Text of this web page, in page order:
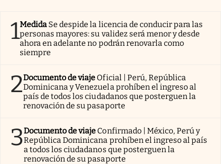
1Medida Se despide la licencia de conducir para las
personas mayores: su validez será menor y desde
ahora en adelante no podrán renovarla como
siempre
2Documento de viaje Oficial | Perú, República
Dominicana y Venezuela prohíben el ingreso al
país de todos los ciudadanos que posterguen la
renovación de su pasaporte
3Documento de viaje Confirmado | México, Perú y
República Dominicana prohíben el ingreso al país
a todos los ciudadanos que posterguen la
renovación de su pasaporte